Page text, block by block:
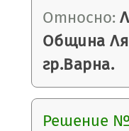
Относно:
Община
гр.Варна.
Решение №